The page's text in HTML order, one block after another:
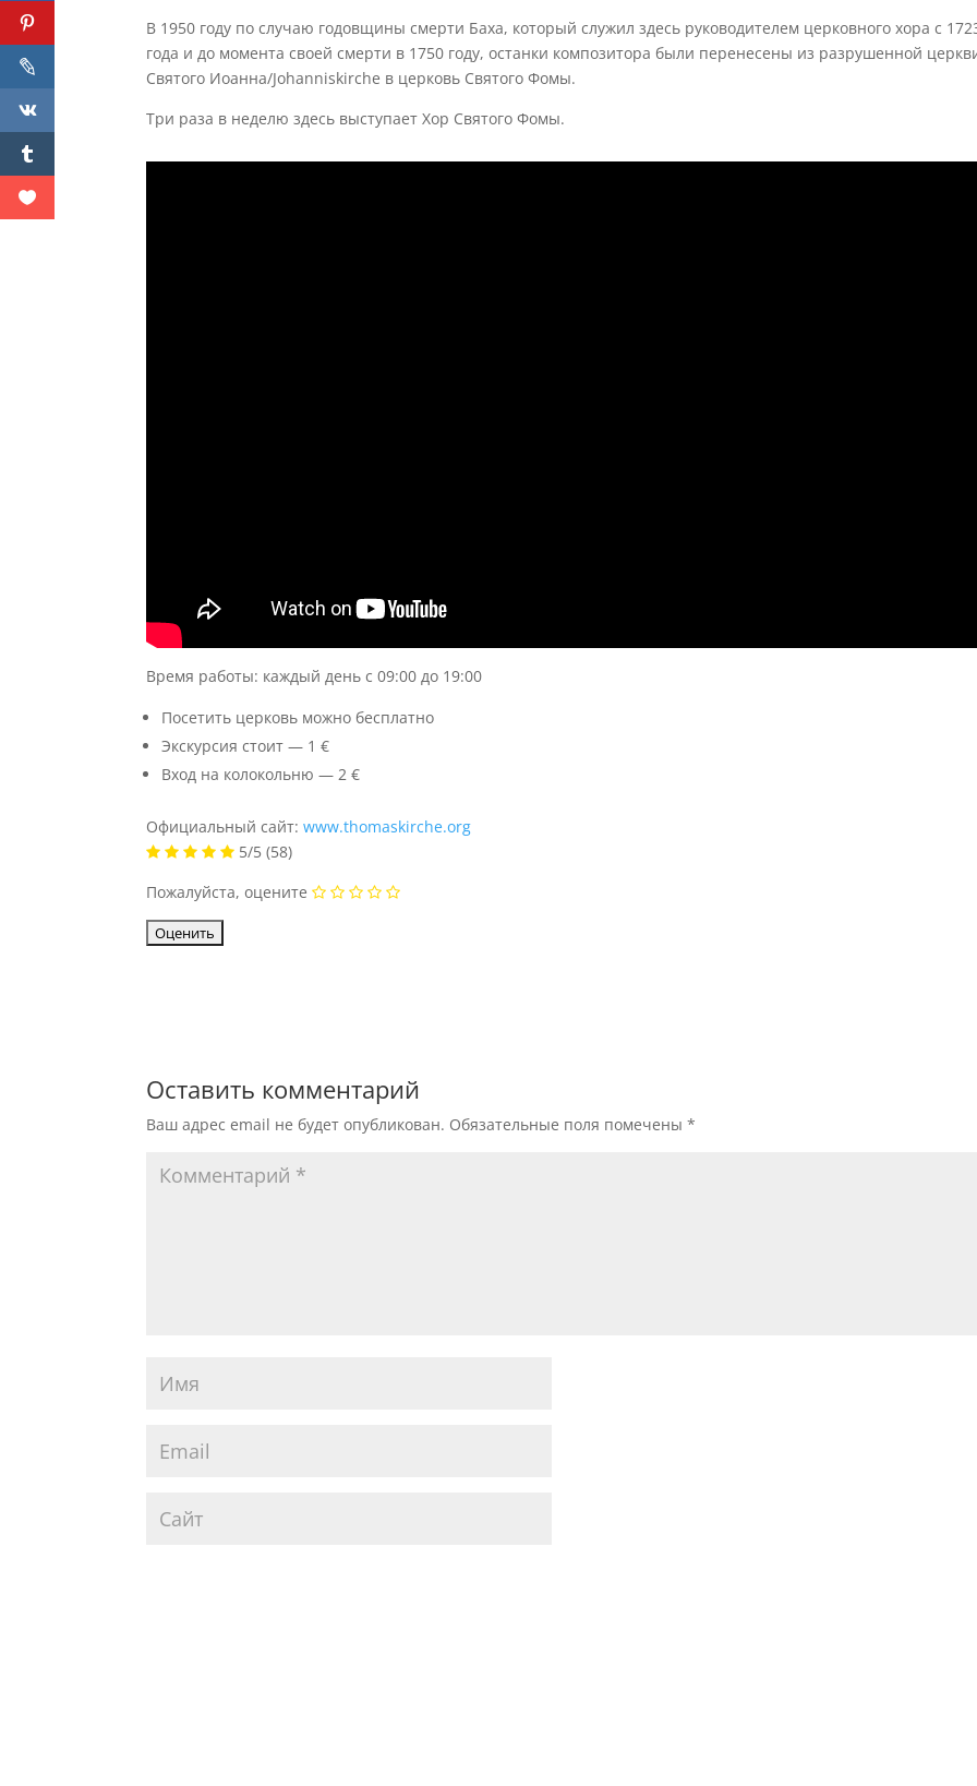
В 1950 году по случаю годовщины смерти Баха, который служил здесь руководителем церковного хора с
года и до момента своей смерти в 1750 году, останки композитора были перенесены из разрушенной
Святого Иоанна/Johanniskirche в церковь Святого Фомы.
Три раза в неделю здесь выступает Хор Святого Фомы.
Время работы: каждый день с 09:00 до 19:00
Посетить церковь можно бесплатно
Экскурсия стоит — 1 €
Вход на колокольню — 2 €
Официальный сайт:www.thomaskirche.org
5/5 (58)
Пожалуйста, оцените
Оставить комментарий
Ваш адрес email не будет опубликован. Обязательные поля помечены*